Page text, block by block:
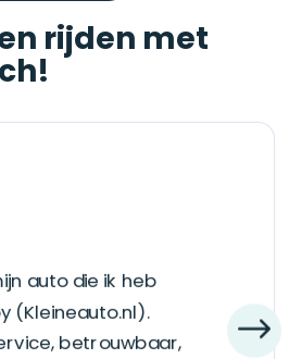
rijden met
auto die ik heb
(Kleineauto.nl).
betrouwbaar,